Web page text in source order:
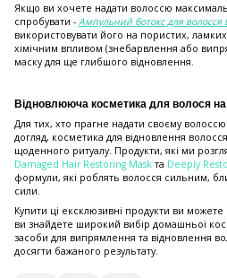
Якщо ви хочете надати волоссю
спробувати - Ампульний бoтoкс для волосся
використовувати його на пористих,
хімічним впливом (знебарвлення або
маску для ще глибшого відновлення.
Відновлююча косметика для волося на
Для тих, хто прагне надати своєму
догляд, косметика для відновлення
щоденного ритуалу. Продукти, які ми
Damaged Hair Restoring Mask та Deeply
формули, які роблять волосся сильним,
сили.
Купити ці ексклюзивні продукти ви можете
ви знайдете широкий вибір домашньої
засоби для випрямлення та відновлення
досягти бажаного результату.